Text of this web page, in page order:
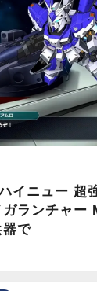
イニュー 超
ランチャー
器で